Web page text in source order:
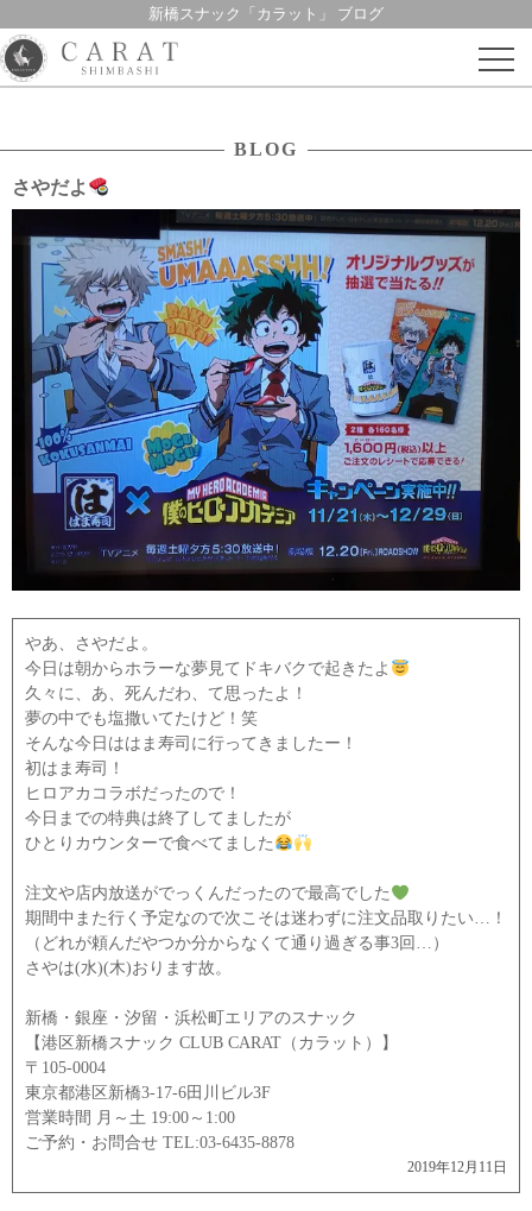
新橋スナック「カラット」 ブログ
Skip
BLOG
さやだよ
やあ、さやだよ。
今日は朝からホラーな夢見てドキバクで起きたよ
久々に、あ、死んだわ、て思ったよ！
夢の中でも塩撒いてたけど！笑
そんな今日ははま寿司に行ってきましたー！
初はま寿司！
ヒロアカコラボだったので！
今日までの特典は終了してましたが
ひとりカウンターで食べてました
注文や店内放送がでっくんだったので最高でした
期間中また行く予定なので次こそは迷わずに注文品取りたい…！
（どれが頼んだやつか分からなくて通り過ぎる事3回…）
さやは(水)(木)おります故。
新橋・銀座・汐留・浜松町エリアのスナック
【港区新橋スナック CLUB CARAT（カラット）】
〒105-0004
東京都港区新橋3-17-6田川ビル3F
営業時間 月～土 19:00～1:00
ご予約・お問合せ TEL:03-6435-8878
2019年12月11日